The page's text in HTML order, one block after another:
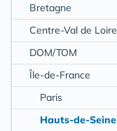
Bretagne
Centre-Val de Loire
DOM/TOM
Île-de-France
Paris
Hauts-de-Seine